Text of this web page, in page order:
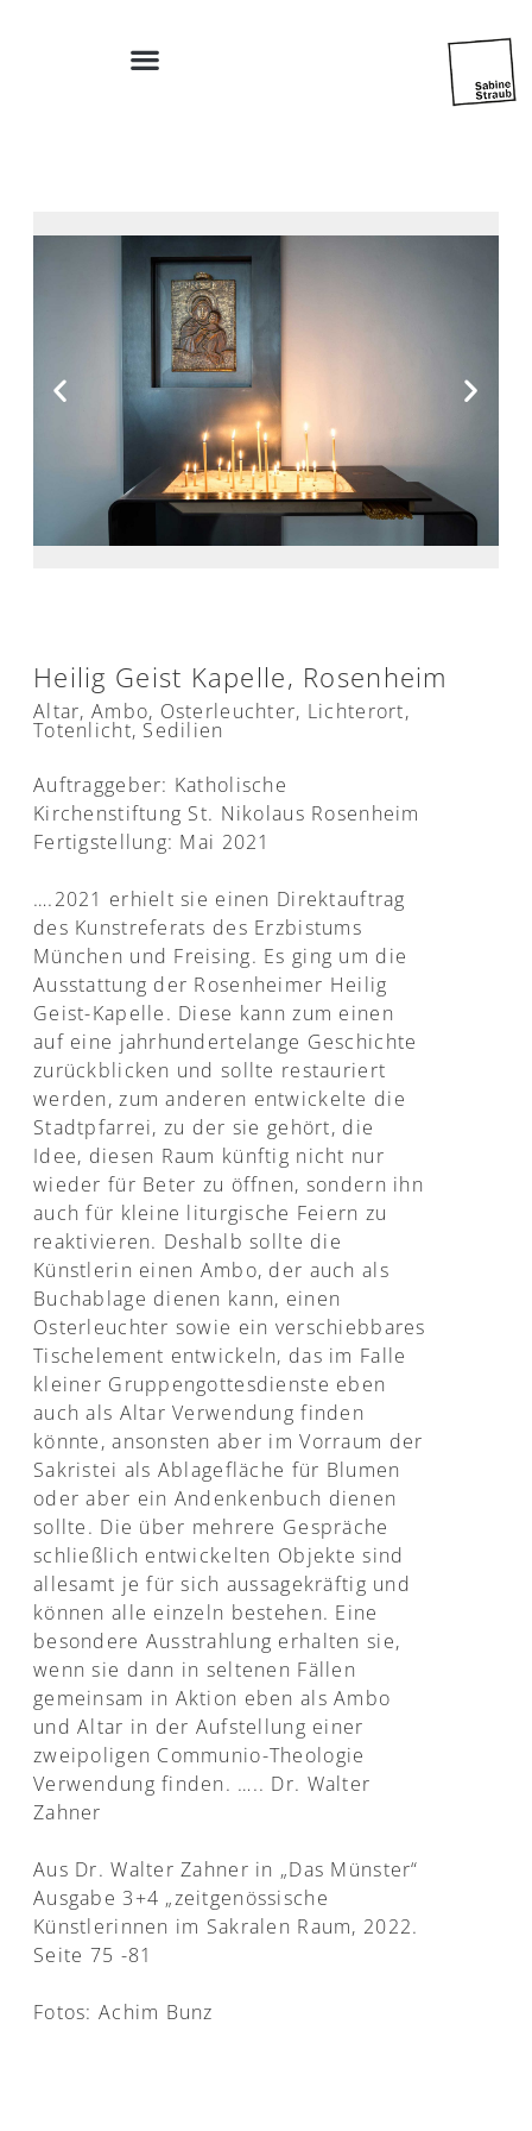
Heilig Geist Kapelle, Rosenheim
Altar, Ambo, Osterleuchter, Lichterort,
Totenlicht, Sedilien
Auftraggeber: Katholische
Kirchenstiftung St. Nikolaus Rosenheim
Fertigstellung: Mai 2021
….2021 erhielt sie einen Direktauftrag
des Kunstreferats des Erzbistums
München und Freising. Es ging um die
Ausstattung der Rosenheimer Heilig
Geist-Kapelle. Diese kann zum einen
auf eine jahrhundertelange Geschichte
zurückblicken und sollte restauriert
werden, zum anderen entwickelte die
Stadtpfarrei, zu der sie gehört, die
Idee, diesen Raum künftig nicht nur
wieder für Beter zu öffnen, sondern ihn
auch für kleine liturgische Feiern zu
reaktivieren. Deshalb sollte die
Künstlerin einen Ambo, der auch als
Buchablage dienen kann, einen
Osterleuchter sowie ein verschiebbares
Tischelement entwickeln, das im Falle
kleiner Gruppengottesdienste eben
auch als Altar Verwendung finden
könnte, ansonsten aber im Vorraum der
Sakristei als Ablagefläche für Blumen
oder aber ein Andenkenbuch dienen
sollte. Die über mehrere Gespräche
schließlich entwickelten Objekte sind
allesamt je für sich aussagekräftig und
können alle einzeln bestehen. Eine
besondere Ausstrahlung erhalten sie,
wenn sie dann in seltenen Fällen
gemeinsam in Aktion eben als Ambo
und Altar in der Aufstellung einer
zweipoligen Communio-Theologie
Verwendung finden. ….. Dr. Walter
Zahner
Aus Dr. Walter Zahner in „Das Münster“
Ausgabe 3+4 „zeitgenössische
Künstlerinnen im Sakralen Raum, 2022.
Seite 75 -81
Fotos: Achim Bunz